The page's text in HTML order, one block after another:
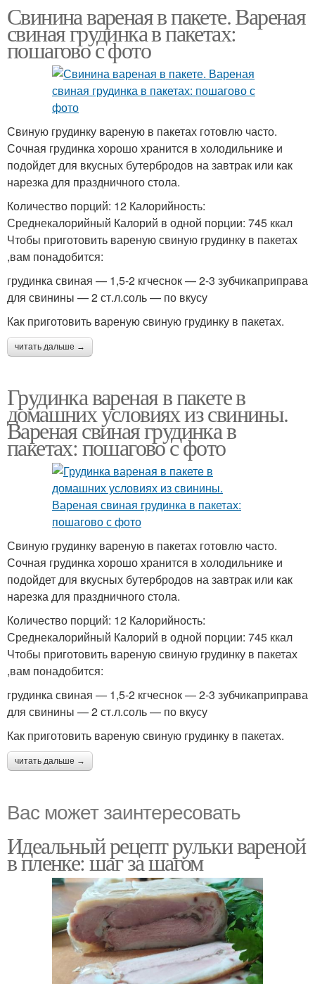
Свинина вареная в пакете. Вареная
свиная грудинка в пакетах:
пошагово с фото
Свиную грудинку вареную в пакетах готовлю часто.
Сочная грудинка хорошо хранится в холодильнике и
подойдет для вкусных бутербродов на завтрак или как
нарезка для праздничного стола.
Количество порций: 12 Калорийность:
Среднекалорийный Калорий в одной порции: 745 ккал
Чтобы приготовить вареную свиную грудинку в пакетах
,вам понадобится:
грудинка свиная — 1,5-2 кгчеснок — 2-3 зубчикаприправа
для свинины — 2 ст.л.соль — по вкусу
Как приготовить вареную свиную грудинку в пакетах.
читать дальше →
Грудинка вареная в пакете в
домашних условиях из свинины.
Вареная свиная грудинка в
пакетах: пошагово с фото
Свиную грудинку вареную в пакетах готовлю часто.
Сочная грудинка хорошо хранится в холодильнике и
подойдет для вкусных бутербродов на завтрак или как
нарезка для праздничного стола.
Количество порций: 12 Калорийность:
Среднекалорийный Калорий в одной порции: 745 ккал
Чтобы приготовить вареную свиную грудинку в пакетах
,вам понадобится:
грудинка свиная — 1,5-2 кгчеснок — 2-3 зубчикаприправа
для свинины — 2 ст.л.соль — по вкусу
Как приготовить вареную свиную грудинку в пакетах.
читать дальше →
Вас может заинтересовать
Идеальный рецепт рульки вареной
в пленке: шаг за шагом